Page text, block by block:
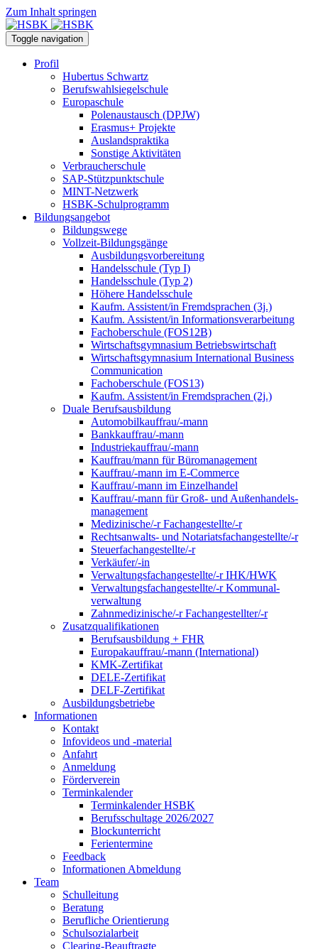
Zum Inhalt springen
Toggle navigation
Profil
Hubertus Schwartz
Berufswahlsiegelschule
Europaschule
Polenaustausch (DPJW)
Erasmus+ Projekte
Auslandspraktika
Sonstige Aktivitäten
Verbraucherschule
SAP-Stützpunktschule
MINT-Netzwerk
HSBK-Schulprogramm
Bildungsangebot
Bildungswege
Vollzeit-Bildungsgänge
Ausbildungsvorbereitung
Handelsschule (Typ I)
Handelsschule (Typ 2)
Höhere Handelsschule
Kaufm. Assistent/in­ Fremdsprachen (3j.)
Kaufm. Assistent/in Informationsverarbeitung
Fachoberschule (FOS12B)
Wirtschaftsgymnasium Betriebswirtschaft
Wirtschaftsgymnasium International Business
Communication
Fachoberschule (FOS13)
Kaufm. Assistent/in Fremdsprachen (2j.)
Duale Berufsausbildung
Automobilkauffrau/-mann
Bankkauffrau/-mann
Industriekauffrau/-mann
Kauffrau/mann für Büromanagement
Kauffrau/-mann im E-Commerce
Kauffrau/-mann im Einzelhandel
Kauffrau/-mann für Groß- und Außen­handels­
manage­ment
Medizinische/-r Fachangestellte/-r
Rechtsanwalts- und Notariatsfachangestellte/-r
Steuerfachangestellte/-r
Verkäufer/-in
Verwaltungs­fach­angestellte/-r IHK/HWK
Verwaltungsfach­angestellte/-r Kommunal­
verwaltung
Zahnmedizinische/-r Fachangestellter/-r
Zusatzqualifikationen
Berufsausbildung + FHR
Europakauffrau/-mann (International)
KMK-Zertifikat
DELE-Zertifikat
DELF-Zertifikat
Ausbildungsbetriebe
Informationen
Kontakt
Infovideos und -material
Anfahrt
Anmeldung
Förderverein
Terminkalender
Terminkalender HSBK
Berufsschultage 2026/2027
Blockunterricht
Ferientermine
Feedback
Informationen Abmeldung
Team
Schulleitung
Beratung
Berufliche Orientierung
Schulsozialarbeit
Clearing-Beauftragte